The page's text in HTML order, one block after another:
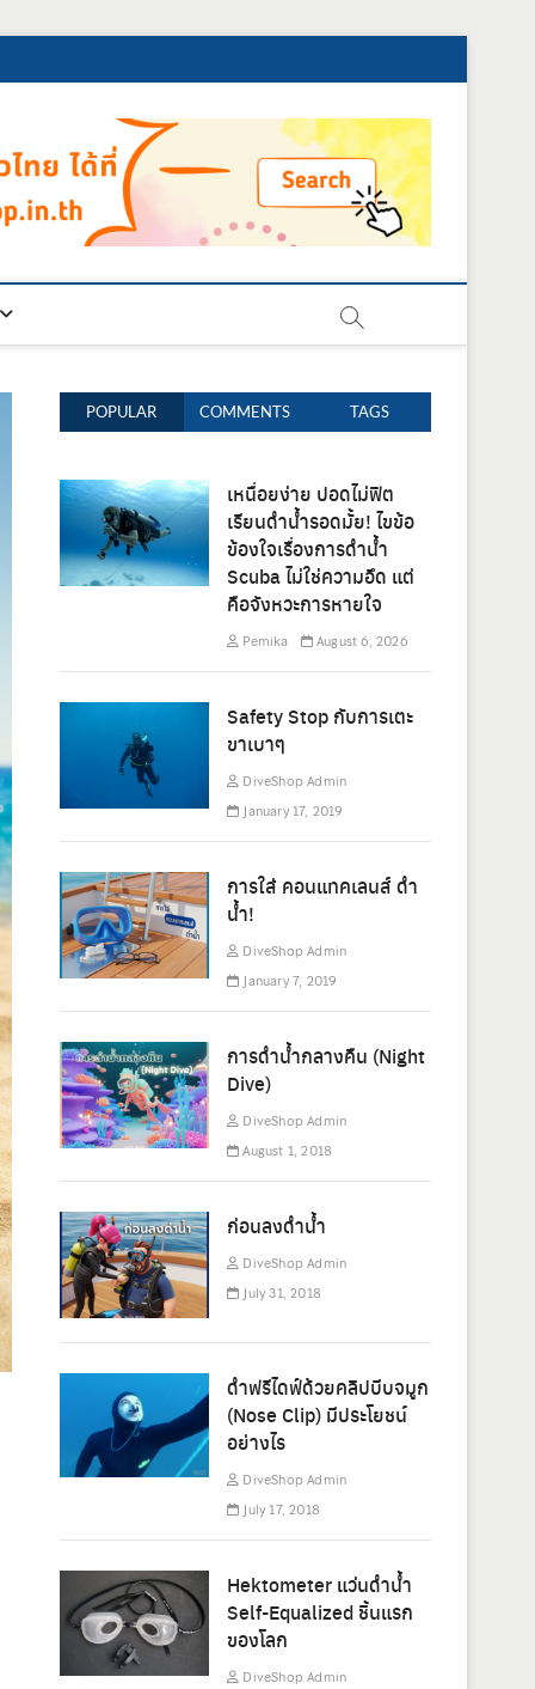
POPULAR COMMENTS TAGS
เหนื่อยง่าย ปอดไม่ฟิต
เรียนดำน้ำรอดมั้ย! ไขข้อ
ข้องใจเรื่องการดำน้ำ
Scuba ไม่ใช่ความอึด แต่
คือจังหวะการหายใจ
Pemika August 6, 2026
Safety Stop กับการเตะ
ขาเบาๆ
DiveShop Admin
January 17, 2019
การใส่ คอนแทคเลนส์ ดำ
น้ำ!
DiveShop Admin
January 7, 2019
การดำน้ำกลางคืน (Night
Dive)
DiveShop Admin
August 1, 2018
ก่อนลงดำน้ำ
DiveShop Admin
July 31, 2018
ดำฟรีไดฟ์ด้วยคลิปบีบจมูก
(Nose Clip) มีประโยชน์
อย่างไร
DiveShop Admin
July 17, 2018
Hektometer แว่นดำน้ำ
Self-Equalized ชิ้นแรก
ของโลก
DiveShop Admin